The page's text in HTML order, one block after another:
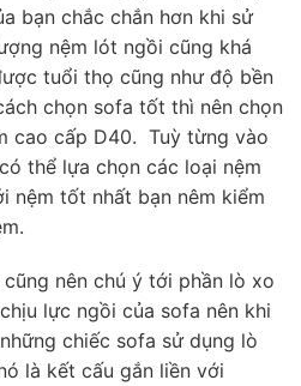
bạn chắc chắn hơn khi sử
nệm lót ngồi cũng khá
tuổi thọ cũng như độ bền
chọn sofa tốt thì nên chọn
cao cấp D40. Tuỳ từng vào
thể lựa chọn các loại nệm
nệm tốt nhất bạn nêm kiểm
nên chú ý tới phần lò xo
lực ngồi của sofa nên khi
chiếc sofa sử dụng lò
là kết cấu gắn liền với